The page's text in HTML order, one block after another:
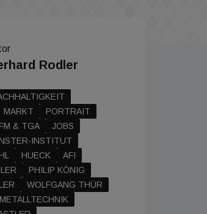
Rodler
MARKT
PORTRAIT
& TGA
JOBS
INSTITUT
HUECK
AFI
PHILIP KÖNIG
WOLFGANG THÜR